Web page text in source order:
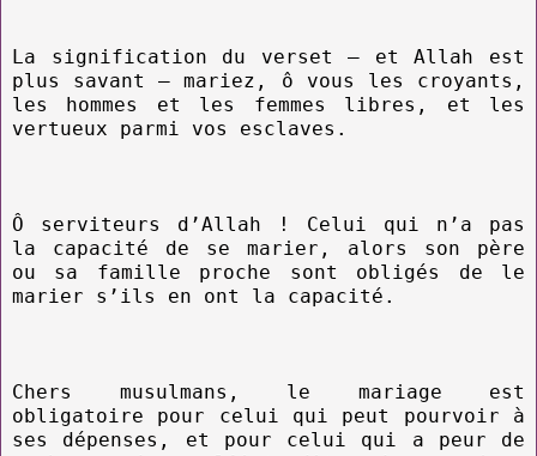
La signification du verset – et Allah est
plus savant – mariez, ô vous les croyants,
les hommes et les femmes libres, et les
vertueux parmi vos esclaves.
Ô serviteurs d’Allah ! Celui qui n’a pas
la capacité de se marier, alors son père
ou sa famille proche sont obligés de le
marier s’ils en ont la capacité.
Chers musulmans, le mariage est
obligatoire pour celui qui peut pourvoir à
ses dépenses, et pour celui qui a peur de